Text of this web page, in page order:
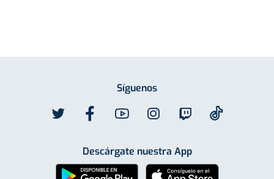
Síguenos
Descárgate nuestra App